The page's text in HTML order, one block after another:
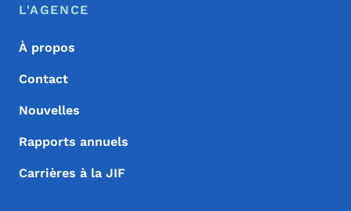
Menu de pied de page
Footer
L'AGENCE
À propos
Contact
Nouvelles
Rapports annuels
Carrières à la JIF